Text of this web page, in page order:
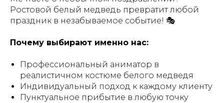
Ростовой белый медведь превратит любой
праздник в незабываемое событие! 🎭
Почему выбирают именно нас:
Профессиональный аниматор в
реалистичном костюме белого медведя
Индивидуальный подход к каждому клиенту
Пунктуальное прибытие в любую точку